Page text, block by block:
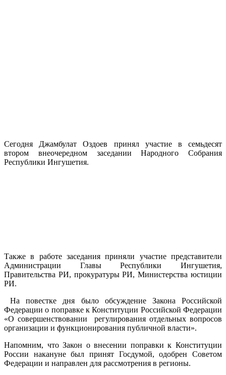
Сегодня Джамбулат Оздоев принял участие в семьдесят
втором внеочередном заседании Народного Собрания
Республики Ингушетия.
Также в работе заседания приняли участие представители
Администрации Главы Республики Ингушетия,
Правительства РИ, прокуратуры РИ, Министерства юстиции
РИ.
На повестке дня было обсуждение Закона Российской
Федерации о поправке к Конституции Российской Федерации
«О совершенствовании регулирования отдельных вопросов
организации и функционирования публичной власти».
Напомним, что Закон о внесении поправки к Конституции
России накануне был принят Госдумой, одобрен Советом
Федерации и направлен для рассмотрения в регионы.